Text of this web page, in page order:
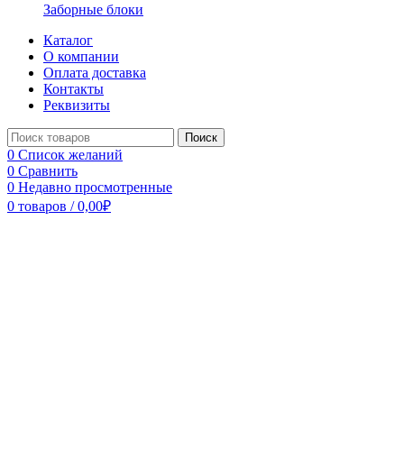
Заборные блоки
Каталог
О компании
Оплата доставка
Контакты
Реквизиты
Поиск
0 Список желаний
0 Сравнить
0 Недавно просмотренные
0 товаров / 0,00₽